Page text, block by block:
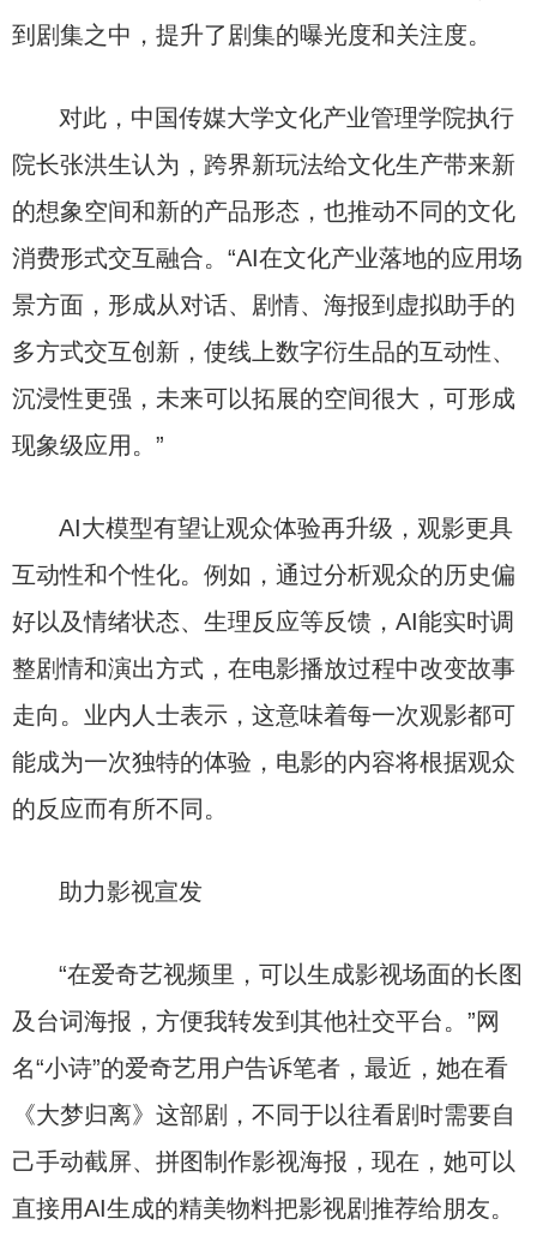
到剧集之中，提升了剧集的曝光度和关注度。
对此，中国传媒大学文化产业管理学院执行
院长张洪生认为，跨界新玩法给文化生产带来新
的想象空间和新的产品形态，也推动不同的文化
消费形式交互融合。“AI在文化产业落地的应用场
景方面，形成从对话、剧情、海报到虚拟助手的
多方式交互创新，使线上数字衍生品的互动性、
沉浸性更强，未来可以拓展的空间很大，可形成
现象级应用。”
AI大模型有望让观众体验再升级，观影更具
互动性和个性化。例如，通过分析观众的历史偏
好以及情绪状态、生理反应等反馈，AI能实时调
整剧情和演出方式，在电影播放过程中改变故事
走向。业内人士表示，这意味着每一次观影都可
能成为一次独特的体验，电影的内容将根据观众
的反应而有所不同。
助力影视宣发
“在爱奇艺视频里，可以生成影视场面的长图
及台词海报，方便我转发到其他社交平台。”网
名“小诗”的爱奇艺用户告诉笔者，最近，她在看
《大梦归离》这部剧，不同于以往看剧时需要自
己手动截屏、拼图制作影视海报，现在，她可以
直接用AI生成的精美物料把影视剧推荐给朋友。